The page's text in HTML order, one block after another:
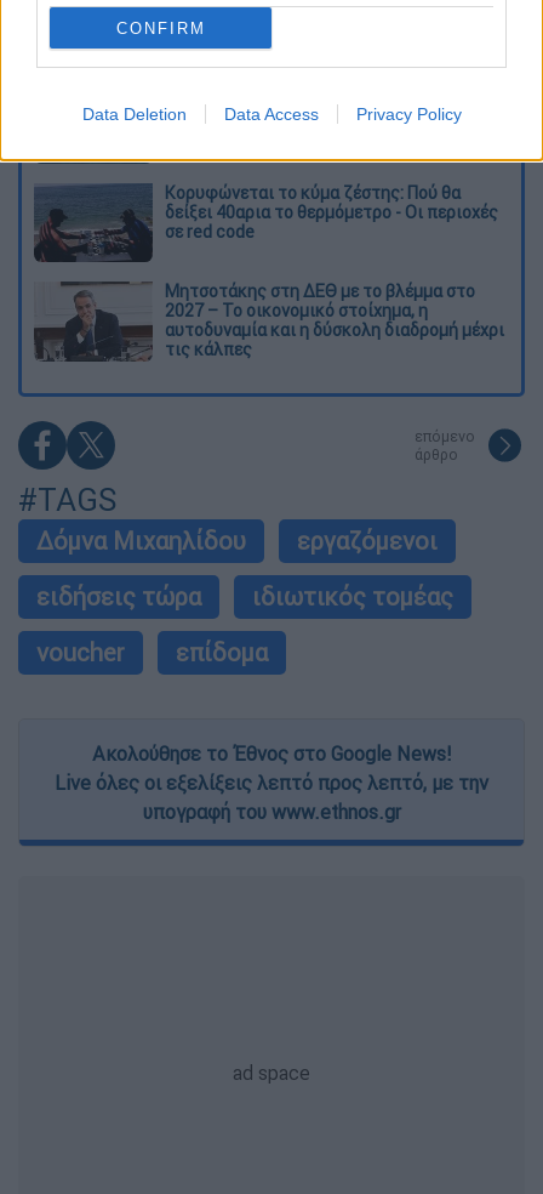
CONFIRM
Data Deletion Data Access Privacy Policy
γνώση, τη φύση και την τεχνολογία
μπάλα ταξίδεψε στη θάλασσα 80 μίλια για
Κορυφώνεται το κύμα ζέστης: Πού θα
δείξει 40αρια το θερμόμετρο - Οι περιοχές
σε red code
Μητσοτάκης στη ΔΕΘ με το βλέμμα στο
2027 – Το οικονομικό στοίχημα, η
αυτοδυναμία και η δύσκολη διαδρομή μέχρι
τις κάλπες
επόμενο
άρθρο
#TAGS
Δόμνα Μιχαηλίδου
εργαζόμενοι
ειδήσεις τώρα
ιδιωτικός τομέας
voucher
επίδομα
Ακολούθησε το Έθνος στο Google News!
Live όλες οι εξελίξεις λεπτό προς λεπτό, με την
υπογραφή του www.ethnos.gr